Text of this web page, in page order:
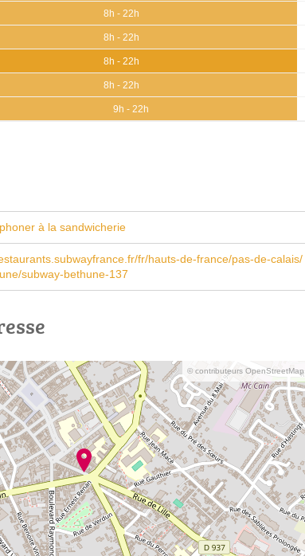
8h - 22h
8h - 22h
8h - 22h
8h - 22h
9h - 22h
à la sandwicherie
fr/hauts-de-france/pas-de-calais/
subway-bethune-137
© contributeurs OpenStreetMap